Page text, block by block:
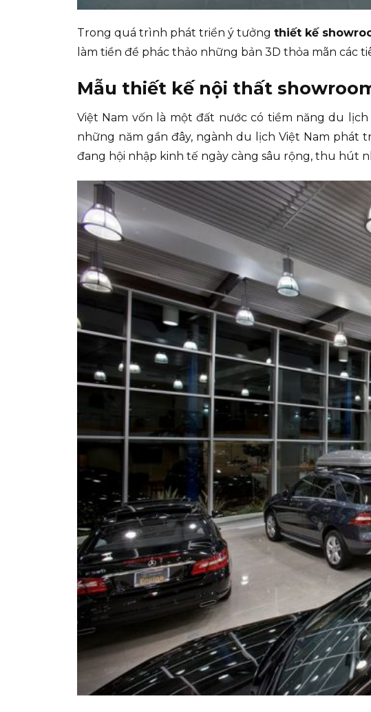
Trong quá trình phát triển ý tưởngthiết kế
làm tiền đề phác thảo những bản 3D thỏa mãn các
Mẫu thiết kế nội thất
Việt Nam vốn là một đất nước có tiềm năng du
những năm gần đây, ngành du lịch Việt Nam phát
đang hội nhập kinh tế ngày càng sâu rộng, thu hút